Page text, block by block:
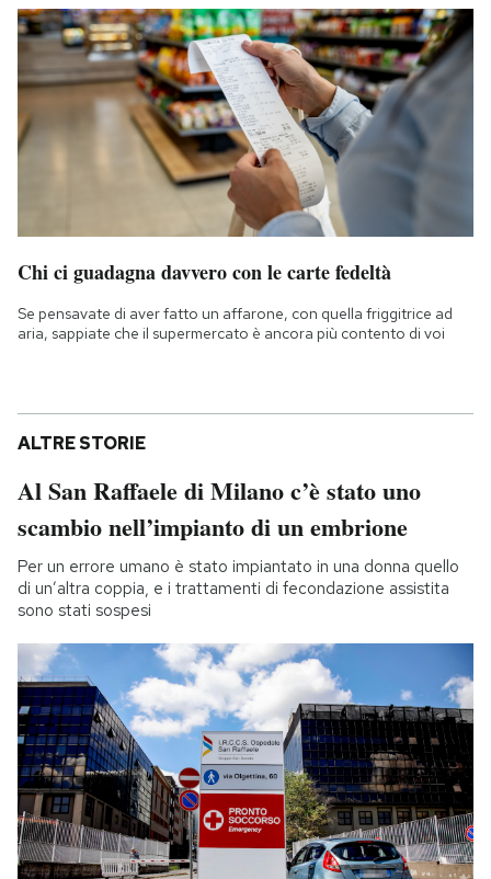
Chi ci guadagna davvero con le carte fedeltà
Se pensavate di aver fatto un affarone, con quella friggitrice ad
aria, sappiate che il supermercato è ancora più contento di voi
ALTRE STORIE
Al San Raffaele di Milano c’è stato uno
scambio nell’impianto di un embrione
Per un errore umano è stato impiantato in una donna quello
di un’altra coppia, e i trattamenti di fecondazione assistita
sono stati sospesi